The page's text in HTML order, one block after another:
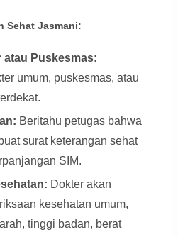
Sehat Jasmani:
atau Puskesmas:
umum, puskesmas, atau
Beritahu petugas bahwa
surat keterangan sehat
SIM.
Dokter akan
kesehatan umum,
tinggi badan, berat